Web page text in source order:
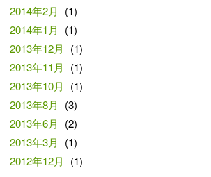
2014年2月
(1)
2014年1月
(1)
2013年12月
(1)
2013年11月
(1)
2013年10月
(1)
2013年8月
(3)
2013年6月
(2)
2013年3月
(1)
2012年12月
(1)